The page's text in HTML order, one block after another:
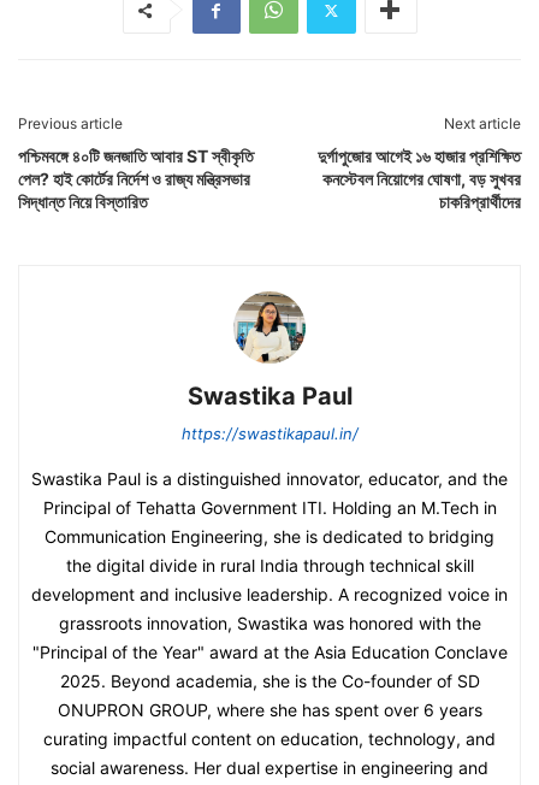
Previous article
পশ্চিমবঙ্গে ৪০টি জনজাতি আবার ST স্বীকৃতি
পেল? হাই কোর্টের নির্দেশ ও রাজ্য মন্ত্রিসভার
সিদ্ধান্ত নিয়ে বিস্তারিত
Next article
দুর্গাপুজোর আগেই ১৬ হাজার প্রশিক্ষিত
কনস্টেবল নিয়োগের ঘোষণা, বড় সুখবর
চাকরিপ্রার্থীদের
Swastika Paul
https://swastikapaul.in/
Swastika Paul is a distinguished innovator, educator, and the
Principal of Tehatta Government ITI. Holding an M.Tech in
Communication Engineering, she is dedicated to bridging
the digital divide in rural India through technical skill
development and inclusive leadership. A recognized voice in
grassroots innovation, Swastika was honored with the
"Principal of the Year" award at the Asia Education Conclave
2025. Beyond academia, she is the Co-founder of SD
ONUPRON GROUP, where she has spent over 6 years
curating impactful content on education, technology, and
social awareness. Her dual expertise in engineering and